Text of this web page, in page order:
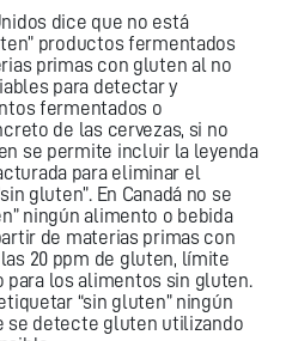
dice que no está
productos fermentados
primas con gluten al no
para detectar y
fermentados o
de las cervezas, si no
se permite incluir la leyenda
para eliminar el
gluten”. En Canadá no se
ningún alimento o bebida
de materias primas con
20 ppm de gluten, límite
para los alimentos sin gluten.
“sin gluten” ningún
se detecte gluten utilizando